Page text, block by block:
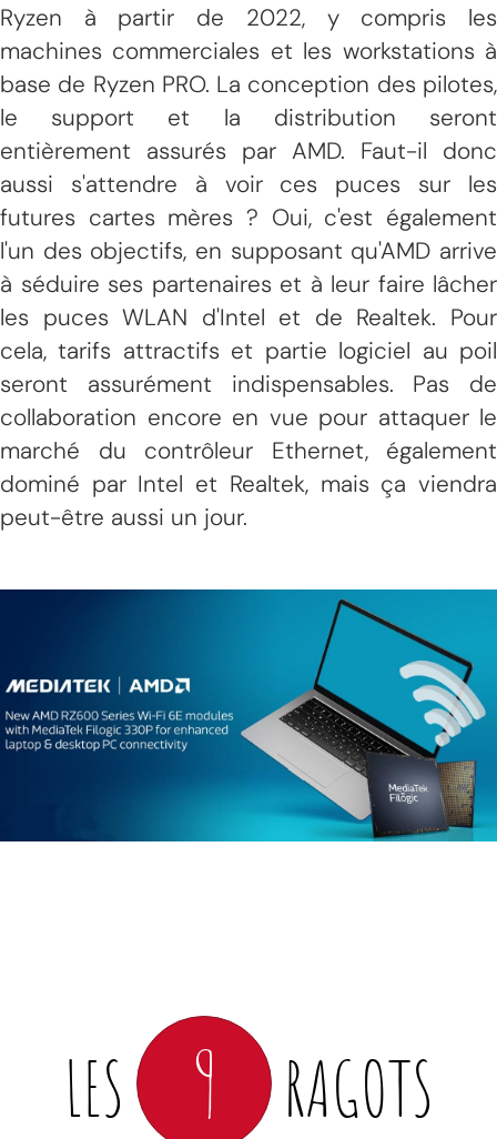
Ryzen à partir de 2022, y compris les
machines commerciales et les workstations à
base de Ryzen PRO. La conception des pilotes,
le support et la distribution seront
entièrement assurés par AMD. Faut-il donc
aussi s'attendre à voir ces puces sur les
futures cartes mères ? Oui, c'est également
l'un des objectifs, en supposant qu'AMD arrive
à séduire ses partenaires et à leur faire lâcher
les puces WLAN d'Intel et de Realtek. Pour
cela, tarifs attractifs et partie logiciel au poil
seront assurément indispensables. Pas de
collaboration encore en vue pour attaquer le
marché du contrôleur Ethernet, également
dominé par Intel et Realtek, mais ça viendra
peut-être aussi un jour.
LES 9 RAGOTS